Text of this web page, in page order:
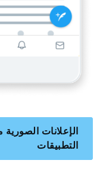
الإعلانات الصورية
التطبيقات